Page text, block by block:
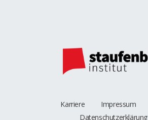
Karriere Impressum
Datenschutzerklärung